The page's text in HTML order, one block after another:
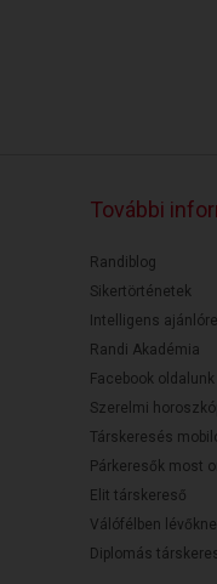
További
Randiblog
Sikertörténetek
Intelligens
Randi Akadémia
Facebook oldalunk
Szerelmi
Társkeresés
Párkeresők most
Elit társkereső
Válófélben
Diplomás